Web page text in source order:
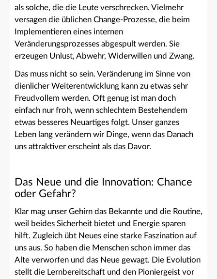
als solche, die die Leute verschrecken. Vielmehr
versagen die üblichen Change-Prozesse, die beim
Implementieren eines internen
Veränderungsprozesses abgespult werden. Sie
erzeugen Unlust, Abwehr, Widerwillen und Zwang.
Das muss nicht so sein. Veränderung im Sinne von
dienlicher Weiterentwicklung kann zu etwas sehr
Freudvollem werden. Oft genug ist man doch
einfach nur froh, wenn schlechtem Bestehendem
etwas besseres Neuartiges folgt. Unser ganzes
Leben lang verändern wir Dinge, wenn das Danach
uns attraktiver erscheint als das Davor.
Das Neue und die Innovation: Chance
oder Gefahr?
Klar mag unser Gehirn das Bekannte und die Routine,
weil beides Sicherheit bietet und Energie sparen
hilft. Zugleich übt Neues eine starke Faszination auf
uns aus. So haben die Menschen schon immer das
Alte verworfen und das Neue gewagt. Die Evolution
stellt die Lernbereitschaft und den Pioniergeist vor